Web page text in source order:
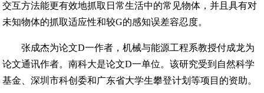
交互方法能更有效地抓取日常生活中的常见物体，并且具有对
未知物体的抓取适应性和较G的感知误差容忍度。
张成杰为论文D一作者，机械与能源工程系教授付成龙为
论文通讯作者。南科大是论文D一单位。该研究受到自然科学
基金、深圳市科创委和广东省大学生攀登计划等项目的资助。